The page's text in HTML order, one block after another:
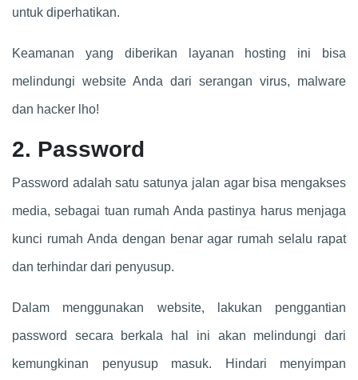
untuk diperhatikan.
Keamanan yang diberikan layanan hosting ini bisa
melindungi website Anda dari serangan virus, malware
dan hacker lho!
2. Password
Password adalah satu satunya jalan agar bisa mengakses
media, sebagai tuan rumah Anda pastinya harus menjaga
kunci rumah Anda dengan benar agar rumah selalu rapat
dan terhindar dari penyusup.
Dalam menggunakan website, lakukan penggantian
password secara berkala hal ini akan melindungi dari
kemungkinan penyusup masuk. Hindari menyimpan